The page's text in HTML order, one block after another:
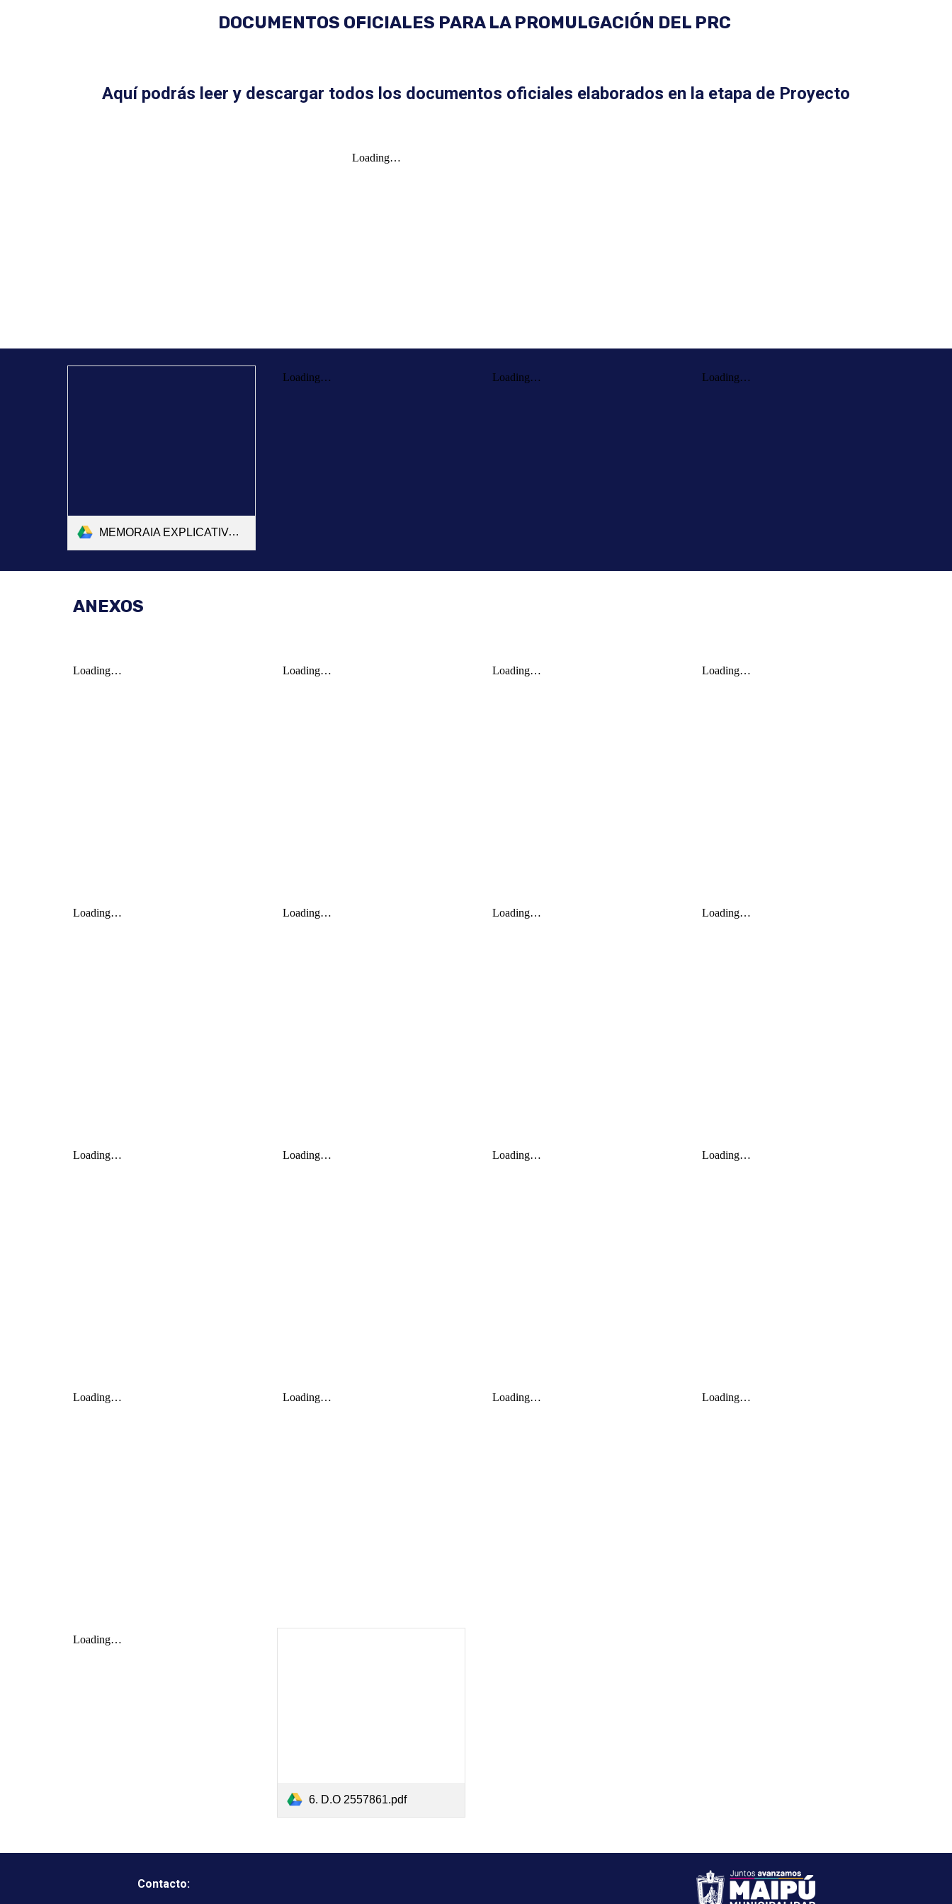
DOCUMENTOS OFICIALES PARA LA PROMULGACIÓN DEL PRC
Aquí podrás leer y descargar todos los documentos oficiales elaborados en la etapa de Proyecto
MEMORAIA EXPLICATIVA_001102.pdf
ANEXOS
6. D.O 2557861.pdf
Contacto: